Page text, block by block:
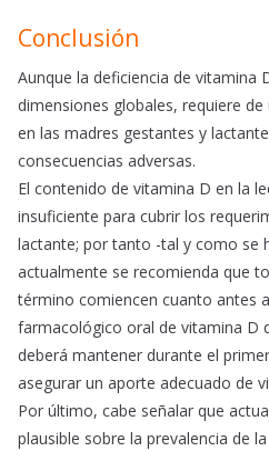
Conclusión
Aunque la deficiencia de vitamina
dimensiones globales, requiere
en las madres gestantes y
consecuencias adversas.
El contenido de vitamina D en la
insuficiente para cubrir los
lactante; por tanto -tal y como se
actualmente se recomienda que
término comiencen cuanto antes
farmacológico oral de vitamina D
deberá mantener durante el
asegurar un aporte adecuado de
Por último, cabe señalar que
plausible sobre la prevalencia de